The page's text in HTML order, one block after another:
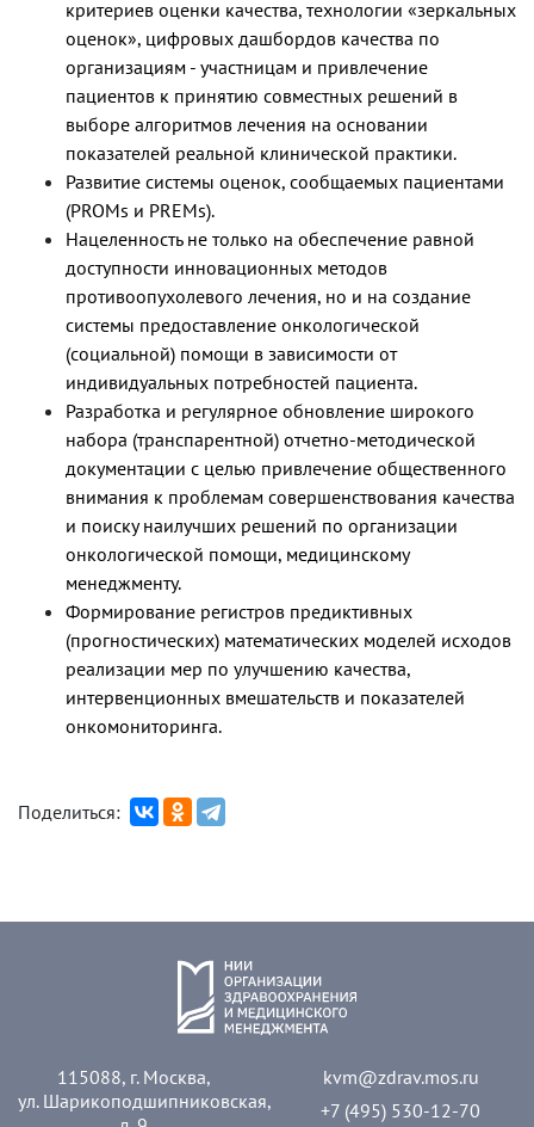
критериев оценки качества, технологии «зеркальных
оценок», цифровых дашбордов качества по
организациям - участницам и привлечение
пациентов к принятию совместных решений в
выборе алгоритмов лечения на основании
показателей реальной клинической практики.
Развитие системы оценок, сообщаемых пациентами
(PROMs и PREMs).
Нацеленность не только на обеспечение равной
доступности инновационных методов
противоопухолевого лечения, но и на создание
системы предоставление онкологической
(социальной) помощи в зависимости от
индивидуальных потребностей пациента.
Разработка и регулярное обновление широкого
набора (транспарентной) отчетно-методической
документации с целью привлечение общественного
внимания к проблемам совершенствования качества
и поиску наилучших решений по организации
онкологической помощи, медицинскому
менеджменту.
Формирование регистров предиктивных
(прогностических) математических моделей исходов
реализации мер по улучшению качества,
интервенционных вмешательств и показателей
онкомониторинга.
Поделиться:
115088, г. Москва,
ул. Шарикоподшипниковская,
kvm@zdrav.mos.ru
+7 (495) 530-12-70